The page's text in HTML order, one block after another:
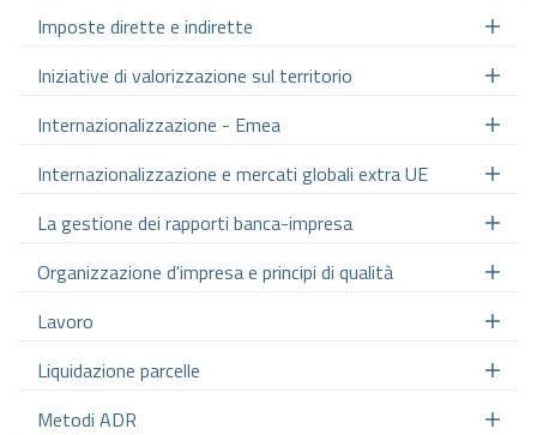
Imposte dirette e indirette
Iniziative di valorizzazione sul territorio
Internazionalizzazione - Emea
Internazionalizzazione e mercati globali extra UE
La gestione dei rapporti banca-impresa
Organizzazione d'impresa e principi di qualità
Lavoro
Liquidazione parcelle
Metodi ADR